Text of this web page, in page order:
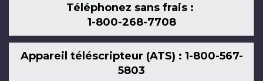
Téléphonez sans frais :
1-800-268-7708
Appareil téléscripteur (ATS) : 1-800-567-
5803